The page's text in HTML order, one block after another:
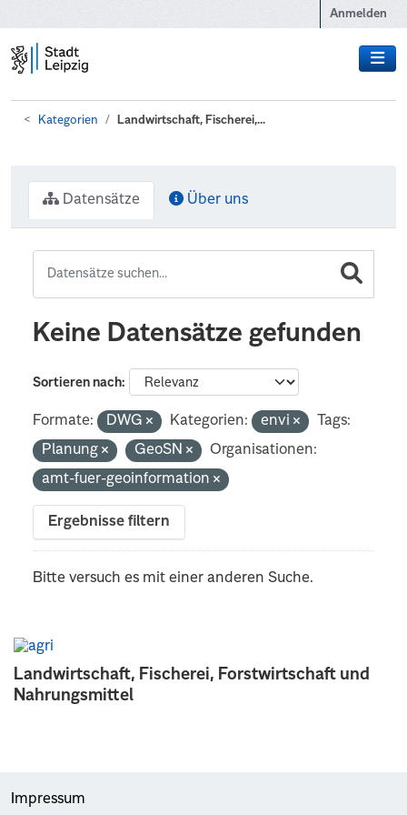
Anmelden
Kategorien Landwirtschaft, Fischerei,...
Landwirtschaft, Fischerei, Forstwirtschaft und
Nahrungsmittel
Datensätze Über uns
Keine Datensätze gefunden
Sortieren nach
Formate: DWG Kategorien: envi
Tags:
Planung
GeoSN
Organisationen:
amt-fuer-geoinformation
Ergebnisse filtern
Bitte versuch es mit einer anderen Suche.
Impressum